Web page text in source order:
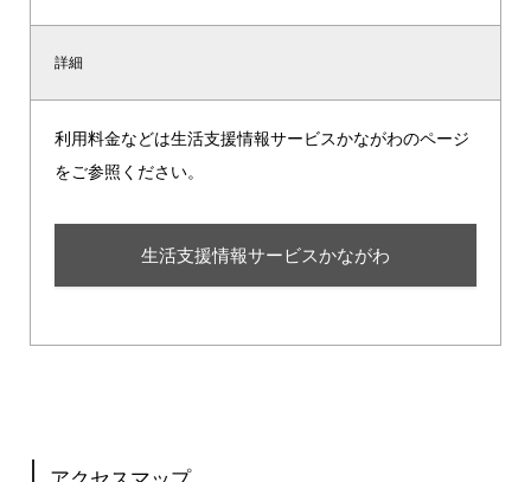
詳細
利用料金などは生活支援情報サービスかながわのページ
をご参照ください。
生活支援情報サービスかながわ